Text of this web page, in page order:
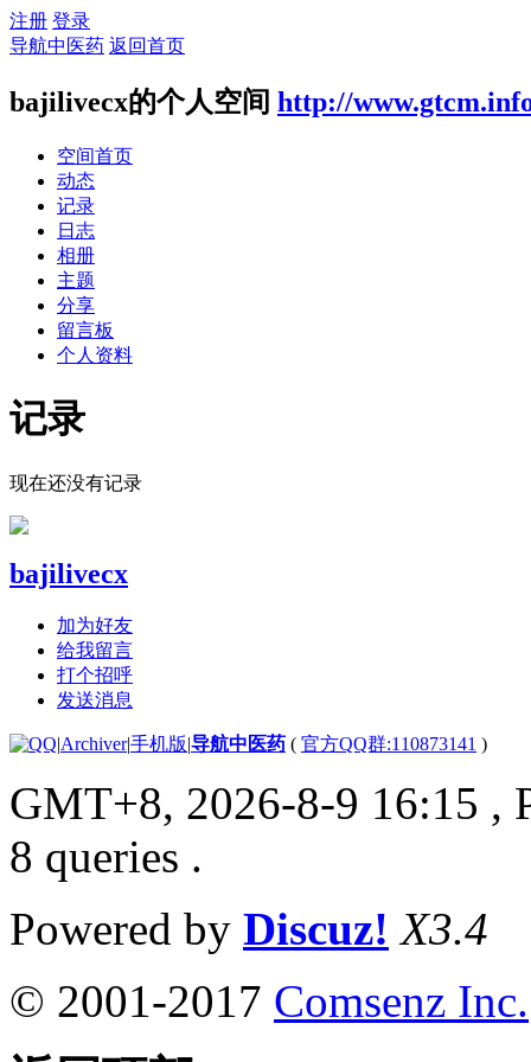
注册 登录
导航中医药 返回首页
bajilivecx的个人空间 http://
空间首页
动态
记录
日志
相册
主题
分享
留言板
个人资料
记录
现在还没有记录
bajilivecx
加为好友
给我留言
打个招呼
发送消息
|Archiver|手机版|导航中医药 ( 官方QQ群:110873141 )
GMT+8, 2026-8-9 16:15 ,
8 queries .
Powered by Discuz! X3.4
© 2001-2017 Comsenz Inc.